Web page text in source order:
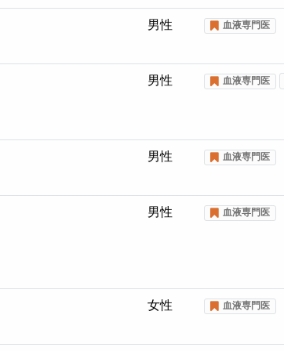
男性 血液専門医
男性 血液専門医
男性 血液専門医
男性 血液専門医
女性 血液専門医